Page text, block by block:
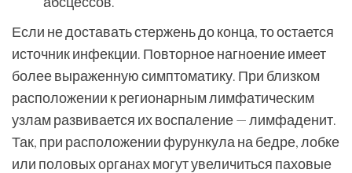
Если не доставать стержень до конца, то остается
источник инфекции. Повторное нагноение имеет
более выраженную симптоматику. При близком
расположении к регионарным лимфатическим
узлам развивается их воспаление — лимфаденит.
Так, при расположении фурункула на бедре, лобке
или половых органах могут увеличиться паховые